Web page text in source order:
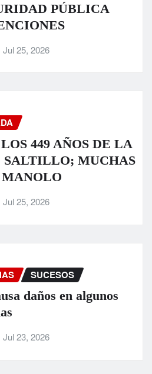
PÚBLICA
Jul 25, 2026
449 AÑOS DE LA
SALTILLO; MUCHAS
Jul 25, 2026
SUCESOS
daños en algunos
Jul 23, 2026